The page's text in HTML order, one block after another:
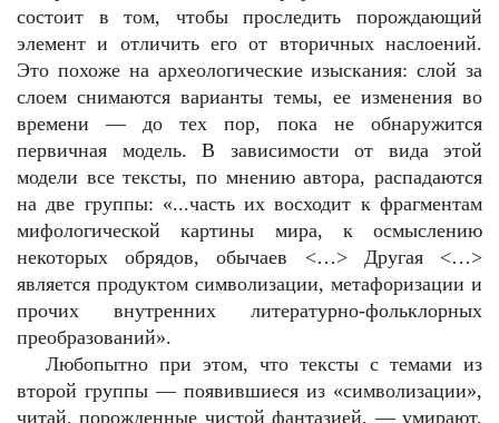
состоит в том, чтобы проследить порождающий
элемент и отличить его от вторичных наслоений.
Это похоже на археологические изыскания: слой за
слоем снимаются варианты темы, ее изменения во
времени — до тех пор, пока не обнаружится
первичная модель. В зависимости от вида этой
модели все тексты, по мнению автора, распадаются
на две группы: «...часть их восходит к фрагментам
мифологической картины мира, к осмыслению
некоторых обрядов, обычаев <…> Другая <…>
является продуктом символизации, метафоризации и
прочих внутренних литературно-фольклорных
преобразований».
Любопытно при этом, что тексты с темами из
второй группы — появившиеся из «символизации»,
читай, порожденные чистой фантазией, — умирают,